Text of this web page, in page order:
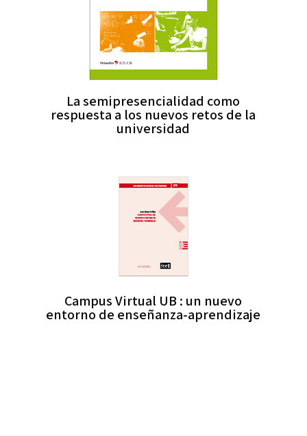
La semipresencialidad como
respuesta a los nuevos retos de la
universidad
Campus Virtual UB : un nuevo
entorno de enseñanza-aprendizaje